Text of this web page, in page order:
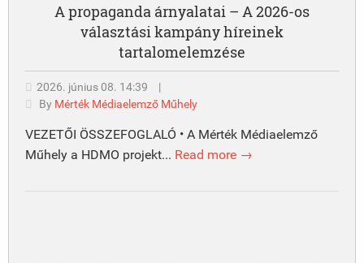
A propaganda árnyalatai – A 2026-os
választási kampány híreinek
tartalomelemzése
2026. június 08. 14:39
|
By Mérték Médiaelemző Műhely
VEZETŐI ÖSSZEFOGLALÓ • A Mérték Médiaelemző
Műhely a HDMO projekt... Read more →